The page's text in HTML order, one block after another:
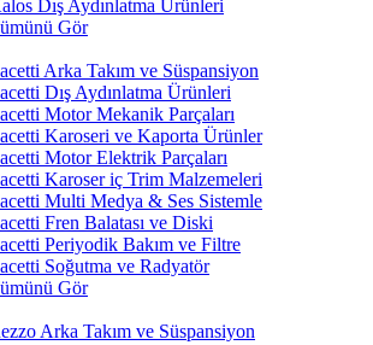
Dış Aydınlatma Ürünleri
Gör
Arka Takım ve Süspansiyon
Dış Aydınlatma Ürünleri
Motor Mekanik Parçaları
Karoseri ve Kaporta Ürünler
Motor Elektrik Parçaları
Karoser iç Trim Malzemeleri
Multi Medya & Ses Sistemle
Fren Balatası ve Diski
Periyodik Bakım ve Filtre
Soğutma ve Radyatör
Gör
Arka Takım ve Süspansiyon